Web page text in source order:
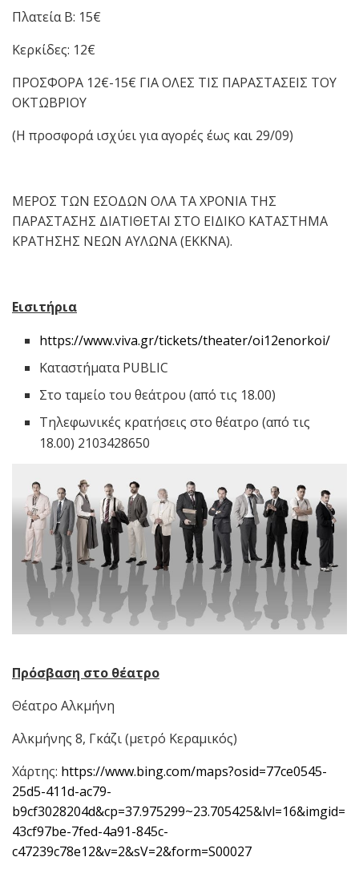
Πλατεία Β: 15€
Κερκίδες: 12€
ΠΡΟΣΦΟΡΑ 12€-15€ ΓΙΑ ΟΛΕΣ ΤΙΣ ΠΑΡΑΣΤΑΣΕΙΣ ΤΟΥ
ΟΚΤΩΒΡΙΟΥ
(Η προσφορά ισχύει για αγορές έως και 29/09)
ΜΕΡΟΣ ΤΩΝ ΕΣΟΔΩΝ ΟΛΑ ΤΑ ΧΡΟΝΙΑ ΤΗΣ
ΠΑΡΑΣΤΑΣΗΣ ΔΙΑΤΙΘΕΤΑΙ ΣΤΟ ΕΙΔΙΚΟ ΚΑΤΑΣΤΗΜΑ
ΚΡΑΤΗΣΗΣ ΝΕΩΝ ΑΥΛΩΝΑ (ΕΚΚΝΑ).
Εισιτήρια
https://www.viva.gr/tickets/theater/oi12enorkoi/
Καταστήματα PUBLIC
Στο ταμείο του θεάτρου (από τις 18.00)
Τηλεφωνικές κρατήσεις στο θέατρο (από τις
18.00) 2103428650
Πρόσβαση στο θέατρο
Θέατρο Αλκμήνη
Αλκμήνης 8, Γκάζι (μετρό Κεραμικός)
Χάρτης: https://www.bing.com/maps?osid=77ce0545-
25d5-411d-ac79-
b9cf3028204d&cp=37.975299~23.705425&lvl=16&imgid=
43cf97be-7fed-4a91-845c-
c47239c78e12&v=2&sV=2&form=S00027